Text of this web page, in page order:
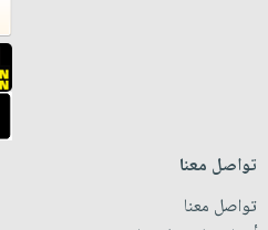
تواصل معنا
تواصل معنا